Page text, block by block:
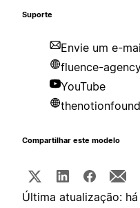
Suporte
Envie um e-
fluence-
YouTube
Compartilhar este modelo
Última atualização: